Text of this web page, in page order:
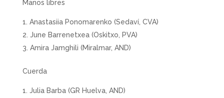
Manos libres
Anastasiia Ponomarenko (Sedaví, CVA)
June Barrenetxea (Oskitxo, PVA)
Amira Jamghili (Miralmar, AND)
Cuerda
Julia Barba (GR Huelva, AND)